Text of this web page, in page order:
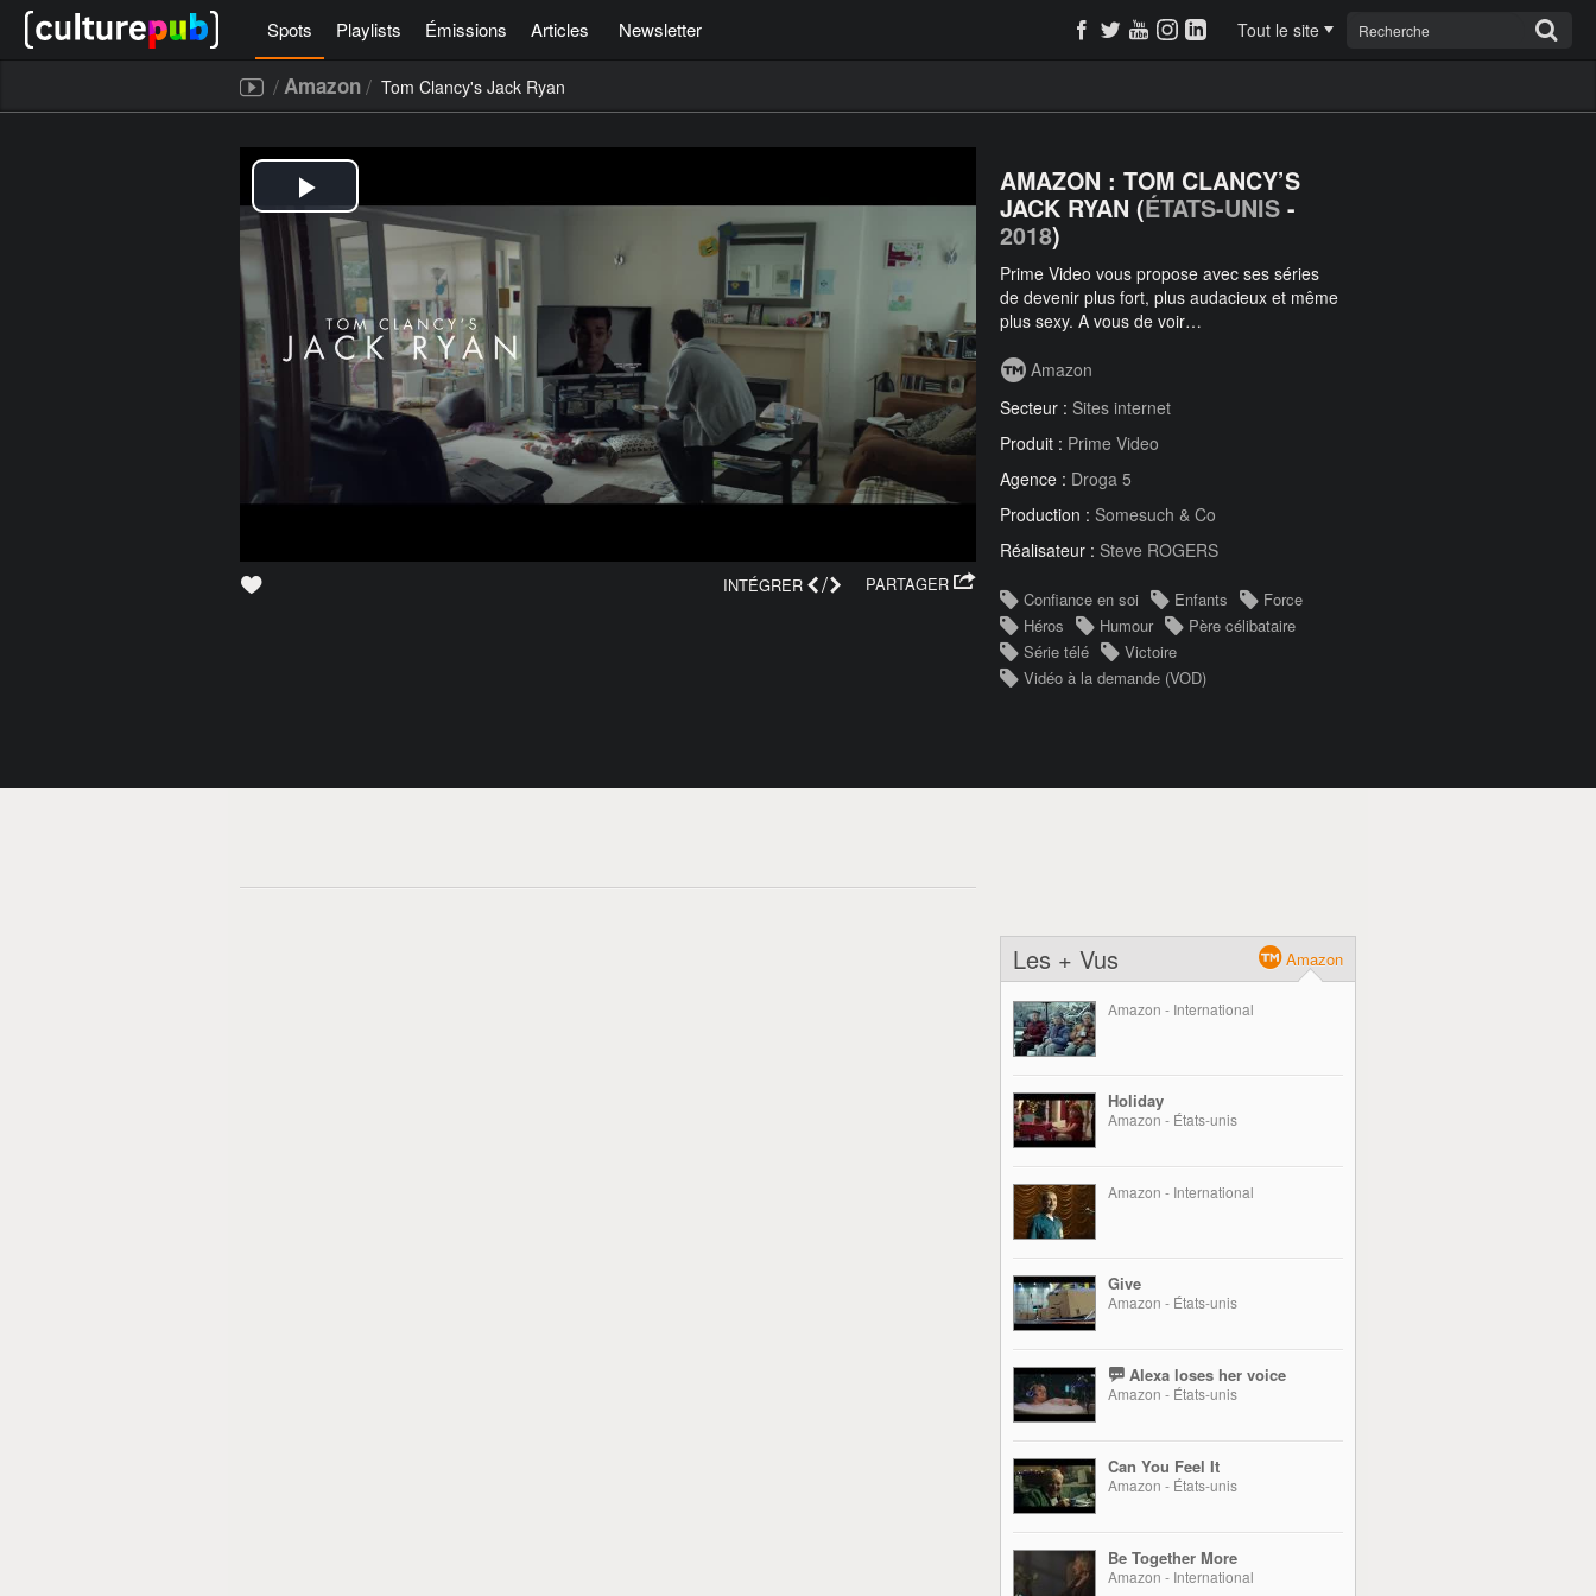
Spots Playlists Émissions Articles Newsletter Tout le site
/Amazon/ Tom Clancy's Jack Ryan
PARTAGER
INTÉGRER /
AMAZON : TOM CLANCY’S
JACK RYAN (ÉTATS-UNIS -
2018)
Prime Video vous propose avec ses séries
de devenir plus fort, plus audacieux et même
plus sexy. A vous de voir…
Amazon
Secteur : Sites internet
Produit : Prime Video
Agence : Droga 5
Production : Somesuch & Co
Réalisateur : Steve ROGERS
Confiance en soi Enfants
Force
Héros
Humour
Père célibataire
Série télé
Victoire
Vidéo à la demande (VOD)
Les + Vus Amazon
Amazon - International
Holiday
Amazon - États-unis
Amazon - International
Give
Amazon - États-unis
Alexa loses her voice
Amazon - États-unis
Can You Feel It
Amazon - États-unis
Be Together More
Amazon - International